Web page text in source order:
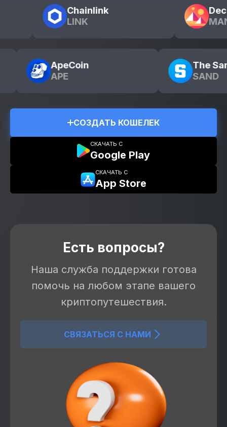
Bitcoin
ApeCoin
The Sandbox
SAND
СОЗДАТЬ КОШЕЛЕК
СКАЧАТЬ С
Google Play
СКАЧАТЬ С
App Store
Есть вопросы?
Наша служба поддержки готова
помочь на любом этапе вашего
криптопутешествия.
СВЯЗАТЬСЯ С НАМИ